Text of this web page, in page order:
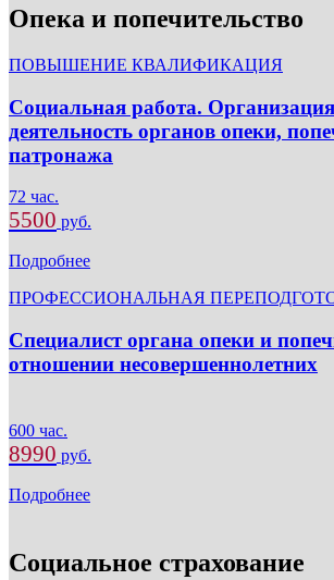
Опека и попечительство
ПОВЫШЕНИЕ КВАЛИФИКАЦИЯ
Социальная работа.
деятельность органов опеки,
патронажа
72 час.
5500 руб.
Подробнее
ПРОФЕССИОНАЛЬНАЯ
Специалист органа опеки и
отношении несовершеннолетних
600 час.
8990 руб.
Подробнее
Социальное страхование